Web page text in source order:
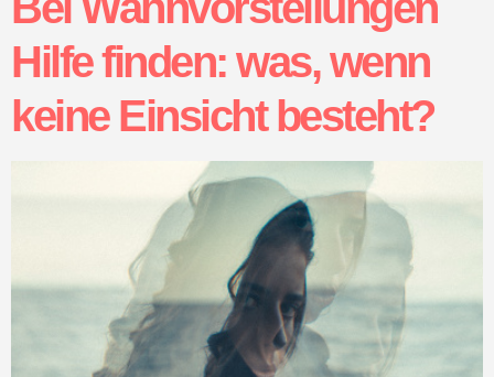
Hilfe finden: was, wenn
keine Einsicht besteht?